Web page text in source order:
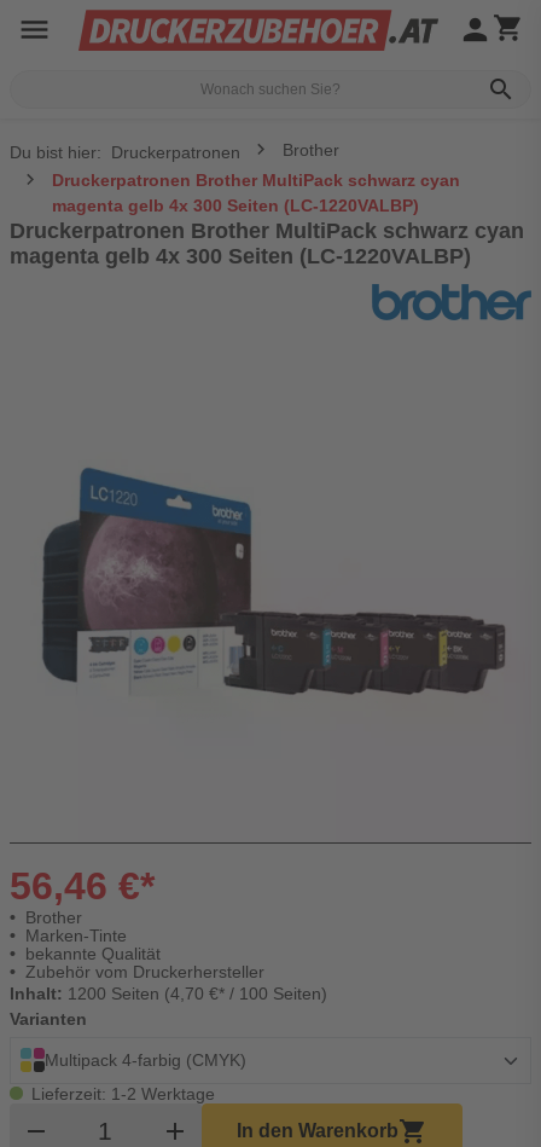
menu
search
person shopping_cart
Du bist hier: Druckerpatronen
Brother
Druckerpatronen Brother MultiPack schwarz cyan
magenta gelb 4x 300 Seiten (LC-1220VALBP)
Druckerpatronen Brother MultiPack schwarz cyan
magenta gelb 4x 300 Seiten (LC-1220VALBP)
56,46 €*
Brother
Marken-Tinte
bekannte Qualität
Zubehör vom Druckerhersteller
Inhalt: 1200 Seiten (4,70 €* / 100 Seiten)
Varianten
Multipack 4-farbig (CMYK)
Lieferzeit: 1-2 Werktage
remove Produkt Warenkorb Menge
add In den Warenkorbshopping_cart